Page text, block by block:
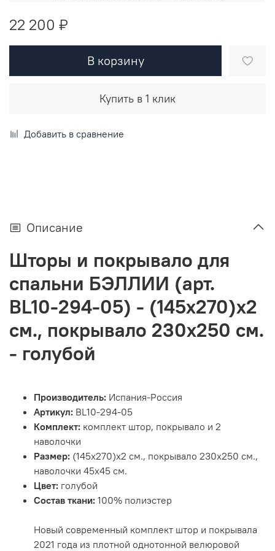
22 200 ₽
В корзину
Купить в 1 клик
Добавить в сравнение
Описание
Шторы и покрывало для
спальни БЭЛЛИИ (арт.
BL10-294-05) - (145х270)х2
см., покрывало 230х250 см.
- голубой
Производитель: Испания-Россия
Артикул: BL10-294-05
Комплект: комплект штор, покрывало и 2
наволочки
Размер: (145х270)х2 см., покрывало 230х250 см.,
наволочки 45х45 см.
Цвет: голубой
Состав ткани: 100% полиэстер
Новый современный комплект штор и покрывала
2021 года из плотной однотонной велюровой